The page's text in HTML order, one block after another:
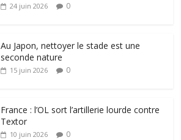
24 juin 2026 0
Au Japon, nettoyer le stade est une
seconde nature
15 juin 2026 0
France : l’OL sort l’artillerie lourde contre
Textor
10 juin 2026 0